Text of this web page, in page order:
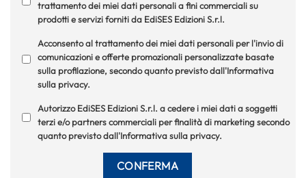
trattamento dei miei dati personali a fini commerciali su
prodotti e servizi forniti da EdiSES Edizioni S.r.l.
Acconsento al trattamento dei miei dati personali per l'invio di
comunicazioni e offerte promozionali personalizzate basate
sulla profilazione, secondo quanto previsto dall'Informativa
sulla privacy.
Autorizzo EdiSES Edizioni S.r.l. a cedere i miei dati a soggetti
terzi e/o partners commerciali per finalità di marketing secondo
quanto previsto dall'Informativa sulla privacy.